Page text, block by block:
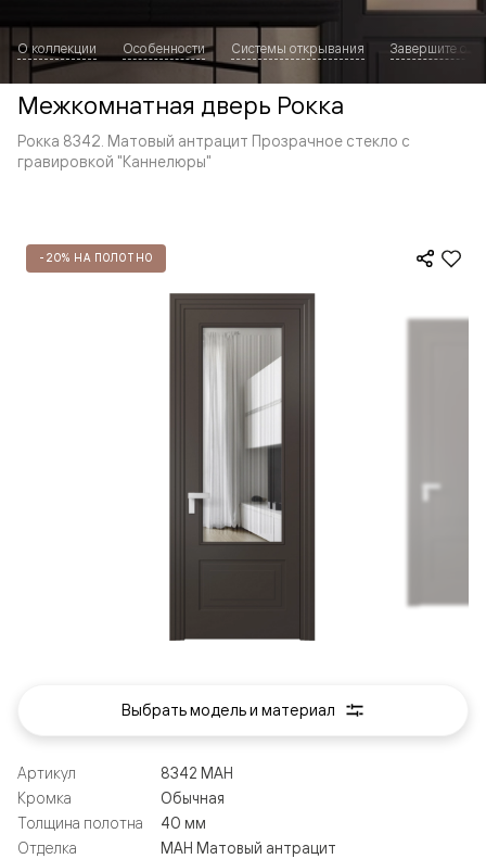
О коллекции Особенности Системы открывания Завершите
Межкомнатная дверь Рокка
Рокка 8342. Матовый антрацит Прозрачное стекло с
гравировкой "Каннелюры"
-20% НА ПОЛОТНО
Артикул
8342 МАН
Кромка
Обычная
Толщина полотна
40 мм
Отделка
МАН Матовый антрацит
Выбрать модель и материал